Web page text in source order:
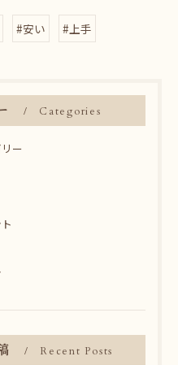
#安い #上手
Categories
ー
Recent Posts